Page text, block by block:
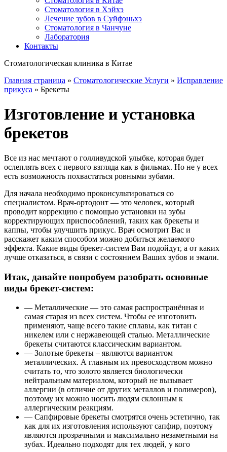
Стоматология в Хэйхэ
Лечение зубов в Суйфэньхэ
Стоматология в Чанчуне
Лаборатория
Контакты
Стоматологическая клиника в Китае
Главная страница » Стоматологические Услуги » Исправление
прикуса » Брекеты
Изготовление и установка
брекетов
Все из нас мечтают о голливудской улыбке, которая будет
ослеплять всех с первого взгляда как в фильмах. Но не у всех
есть возможность похвастаться ровными зубами.
Для начала необходимо проконсультироваться со
специалистом. Врач-ортодонт — это человек, который
проводит коррекцию с помощью установки на зубы
корректирующих приспособлений, таких как брекеты и
каппы, чтобы улучшить прикус. Врач осмотрит Вас и
расскажет каким способом можно добиться желаемого
эффекта. Какие виды брекет-систем Вам подойдут, а от каких
лучше отказаться, в связи с состоянием Ваших зубов и эмали.
Итак, давайте попробуем разобрать основные
виды брекет-систем:
— Металлические — это самая распространённая и
самая старая из всех систем. Чтобы ее изготовить
применяют, чаще всего такие сплавы, как титан с
никелем или с нержавеющей сталью. Металлические
брекеты считаются классическим вариантом.
— Золотые брекеты – являются вариантом
металлических. А главным их превосходством можно
считать то, что золото является биологически
нейтральным материалом, который не вызывает
аллергии (в отличие от других металлов и полимеров),
поэтому их можно носить людям склонным к
аллергическим реакциям.
— Сапфировые брекеты смотрятся очень эстетично, так
как для их изготовления используют сапфир, поэтому
являются прозрачными и максимально незаметными на
зубах. Идеально подходят для тех людей, у кого